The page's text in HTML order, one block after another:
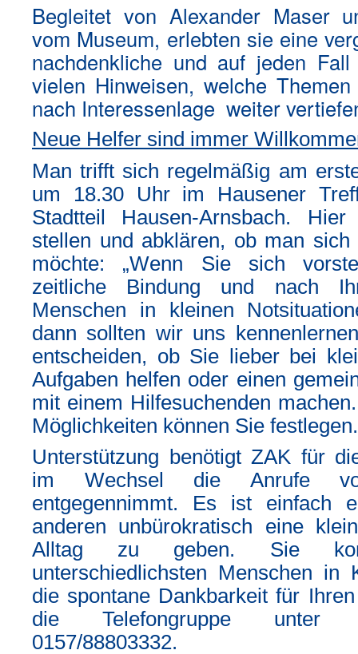
Begleitet von Alexander Maser
vom Museum, erlebten sie eine
nachdenkliche und auf jeden
vielen Hinweisen, welche
nach Interessenlage weiter
Neue Helfer sind immer
Man trifft sich regelmäßig am
um 18.30 Uhr im Hausener
Stadtteil Hausen-Arnsbach.
stellen und abklären, ob man sich
möchte: „Wenn Sie sich
zeitliche Bindung und nach
Menschen in kleinen
dann sollten wir uns
entscheiden, ob Sie lieber bei
Aufgaben helfen oder einen
mit einem Hilfesuchenden
Möglichkeiten können Sie
Unterstützung benötigt ZAK für
im Wechsel die Anrufe
entgegennimmt. Es ist einfach
anderen unbürokratisch eine
Alltag zu geben. Sie
unterschiedlichsten Menschen in
die spontane Dankbarkeit für
die Telefongruppe unter
0157/88803332.